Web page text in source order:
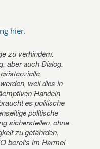
hier.
zu verhindern.
aber auch Dialog.
weil dies in
Handeln
es politische
politische
sicherstellen, ohne
zu gefährden.
bereits im Harmel-